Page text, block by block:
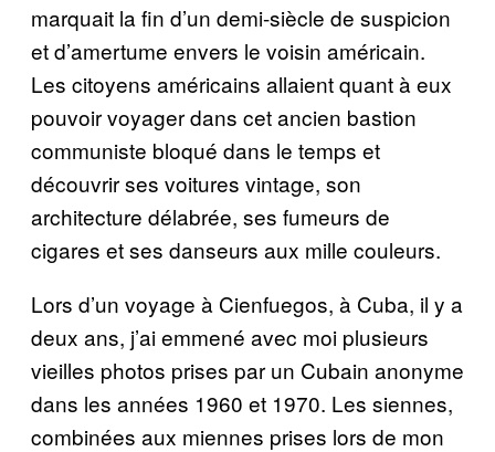
marquait la fin d’un demi-siècle de suspicion
et d’amertume envers le voisin américain.
Les citoyens américains allaient quant à eux
pouvoir voyager dans cet ancien bastion
communiste bloqué dans le temps et
découvrir ses voitures vintage, son
architecture délabrée, ses fumeurs de
cigares et ses danseurs aux mille couleurs.
Lors d’un voyage à Cienfuegos, à Cuba, il y a
deux ans, j’ai emmené avec moi plusieurs
vieilles photos prises par un Cubain anonyme
dans les années 1960 et 1970. Les siennes,
combinées aux miennes prises lors de mon